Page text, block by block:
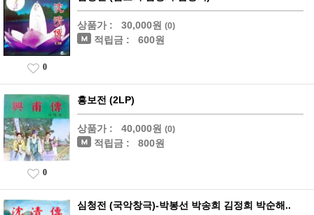
상품가 : 30,000원 (0)
적립금 : 600원
0
흥보전 (2LP)
상품가 : 40,000원 (0)
적립금 : 800원
0
심청전 (국악창극)-박봉선 박송희 김정희 박순해..